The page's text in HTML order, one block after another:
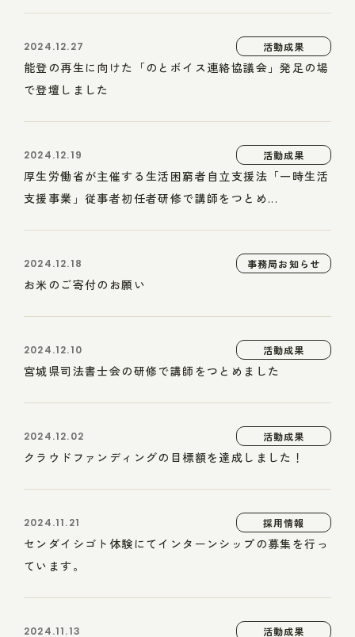
2024.12.27 活動成果
能登の再生に向けた「のとボイス連絡協議会」発足の場
で登壇しました
2024.12.19 活動成果
厚生労働省が主催する生活困窮者自立支援法「一時生活
支援事業」従事者初任者研修で講師をつとめ...
2024.12.18 事務局お知らせ
お米のご寄付のお願い
2024.12.10 活動成果
宮城県司法書士会の研修で講師をつとめました
2024.12.02 活動成果
クラウドファンディングの目標額を達成しました！
2024.11.21 採用情報
センダイシゴト体験にてインターンシップの募集を行っ
ています。
2024.11.13 活動成果